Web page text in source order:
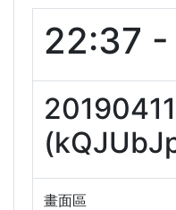
22:37
畫面區